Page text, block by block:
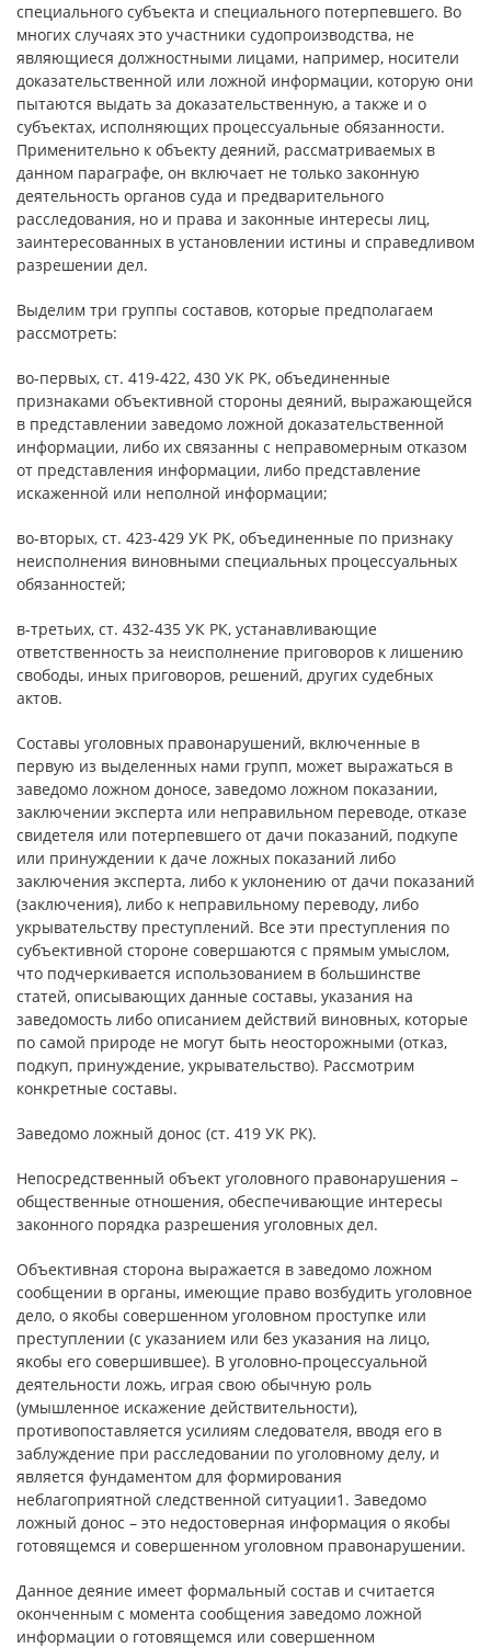
специального субъекта и специального потерпевшего. Во
многих случаях это участники судопроизводства, не
являющиеся должностными лицами, например, носители
доказательственной или ложной информации, которую они
пытаются выдать за доказательственную, а также и о
субъектах, исполняющих процессуальные обязанности.
Применительно к объекту деяний, рассматриваемых в
данном параграфе, он включает не только законную
деятельность органов суда и предварительного
расследования, но и права и законные интересы лиц,
заинтересованных в установлении истины и справедливом
разрешении дел.
Выделим три группы составов, которые предполагаем
рассмотреть:
во-первых, ст. 419-422, 430 УК РК, объединенные
признаками объективной стороны деяний, выражающейся
в представлении заведомо ложной доказательственной
информации, либо их связанны с неправомерным отказом
от представления информации, либо представление
искаженной или неполной информации;
во-вторых, ст. 423-429 УК РК, объединенные по признаку
неисполнения виновными специальных процессуальных
обязанностей;
в-третьих, ст. 432-435 УК РК, устанавливающие
ответственность за неисполнение приговоров к лишению
свободы, иных приговоров, решений, других судебных
актов.
Составы уголовных правонарушений, включенные в
первую из выделенных нами групп, может выражаться в
заведомо ложном доносе, заведомо ложном показании,
заключении эксперта или неправильном переводе, отказе
свидетеля или потерпевшего от дачи показаний, подкупе
или принуждении к даче ложных показаний либо
заключения эксперта, либо к уклонению от дачи показаний
(заключения), либо к неправильному переводу, либо
укрывательству преступлений. Все эти преступления по
субъективной стороне совершаются с прямым умыслом,
что подчеркивается использованием в большинстве
статей, описывающих данные составы, указания на
заведомость либо описанием действий виновных, которые
по самой природе не могут быть неосторожными (отказ,
подкуп, принуждение, укрывательство). Рассмотрим
конкретные составы.
Заведомо ложный донос (ст. 419 УК РК).
Непосредственный объект уголовного правонарушения –
общественные отношения, обеспечивающие интересы
законного порядка разрешения уголовных дел.
Объективная сторона выражается в заведомо ложном
сообщении в органы, имеющие право возбудить уголовное
дело, о якобы совершенном уголовном проступке или
преступлении (с указанием или без указания на лицо,
якобы его совершившее). В уголовно-процессуальной
деятельности ложь, играя свою обычную роль
(умышленное искажение действительности),
противопоставляется усилиям следователя, вводя его в
заблуждение при расследовании по уголовному делу, и
является фундаментом для формирования
неблагоприятной следственной ситуации1. Заведомо
ложный донос – это недостоверная информация о якобы
готовящемся и совершенном уголовном правонарушении.
Данное деяние имеет формальный состав и считается
оконченным с момента сообщения заведомо ложной
информации о готовящемся или совершенном